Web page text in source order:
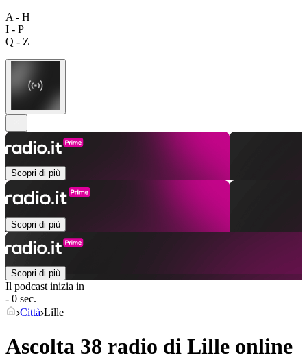
A - H
I - P
Q - Z
Scopri di più
Scopri di più
Scopri di più
Il podcast inizia in
- 0 sec.
Città Lille
Ascolta 38 radio di Lille online